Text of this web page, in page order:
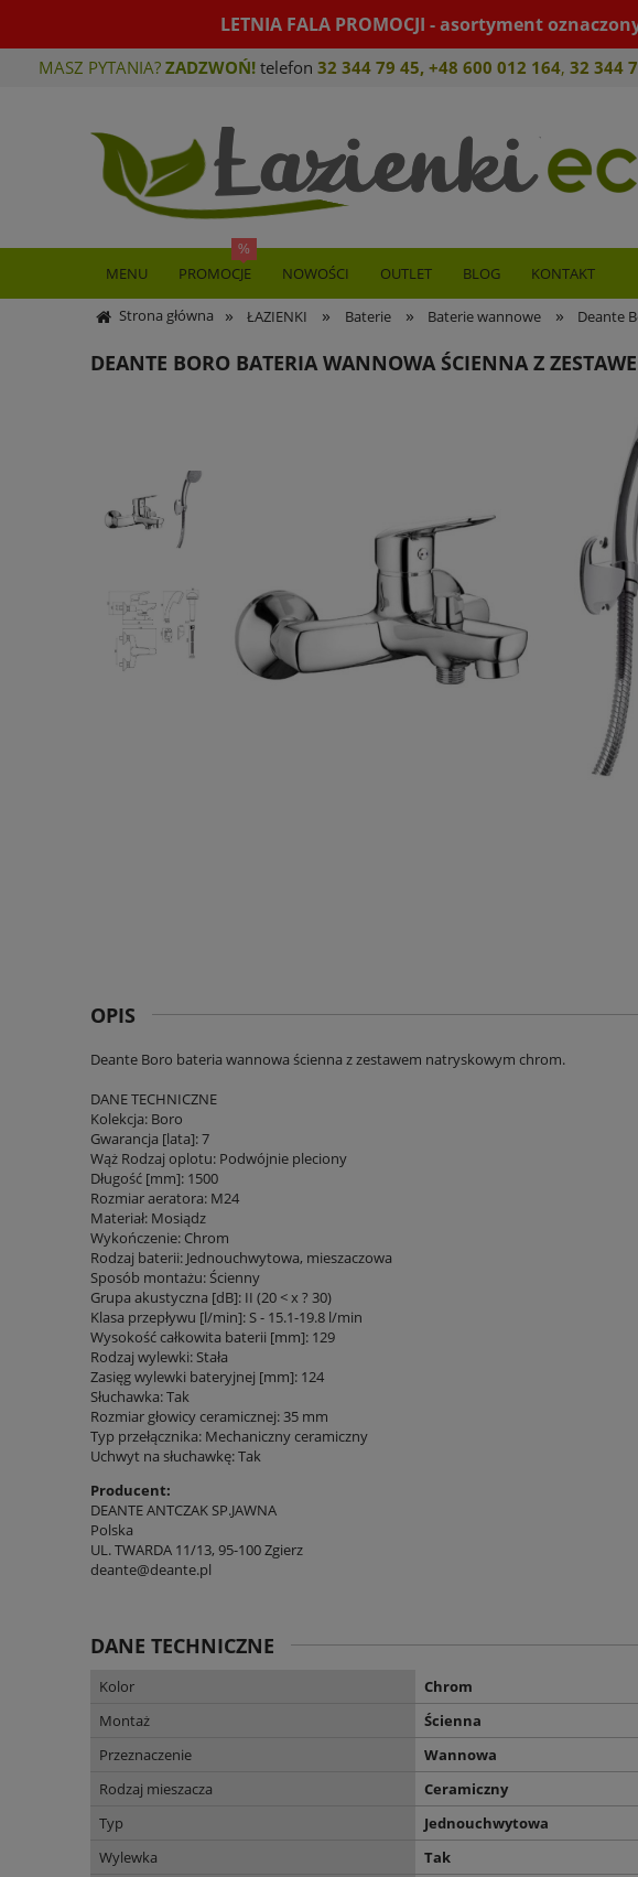
LETNIA FALA PROMOCJI - asortyment
MASZ PYTANIA? ZADZWOŃ! telefon 32 344 79 45, +48 600 012 164, 32 344
MENU PROMOCJE NOWOŚCI OUTLET BLOG KONTAKT
Strona główna » ŁAZIENKI » Baterie » Baterie wannowe » Deante
DEANTE BORO BATERIA WANNOWA ŚCIENNA Z
OPIS
Deante Boro bateria wannowa ścienna z zestawem natryskowym chrom.
DANE TECHNICZNE
Kolekcja: Boro
Gwarancja [lata]: 7
Wąż Rodzaj oplotu: Podwójnie pleciony
Długość [mm]: 1500
Rozmiar aeratora: M24
Materiał: Mosiądz
Wykończenie: Chrom
Rodzaj baterii: Jednouchwytowa, mieszaczowa
Sposób montażu: Ścienny
Grupa akustyczna [dB]: II (20 < x ? 30)
Klasa przepływu [l/min]: S - 15.1-19.8 l/min
Wysokość całkowita baterii [mm]: 129
Rodzaj wylewki: Stała
Zasięg wylewki bateryjnej [mm]: 124
Słuchawka: Tak
Rozmiar głowicy ceramicznej: 35 mm
Typ przełącznika: Mechaniczny ceramiczny
Uchwyt na słuchawkę: Tak
Producent:
DEANTE ANTCZAK SP.JAWNA
Polska
UL. TWARDA 11/13, 95-100 Zgierz
deante@deante.pl
DANE TECHNICZNE
Kolor
Chrom
Montaż
Ścienna
Przeznaczenie
Wannowa
Rodzaj mieszacza
Ceramiczny
Typ
Jednouchwytowa
Wylewka
Tak